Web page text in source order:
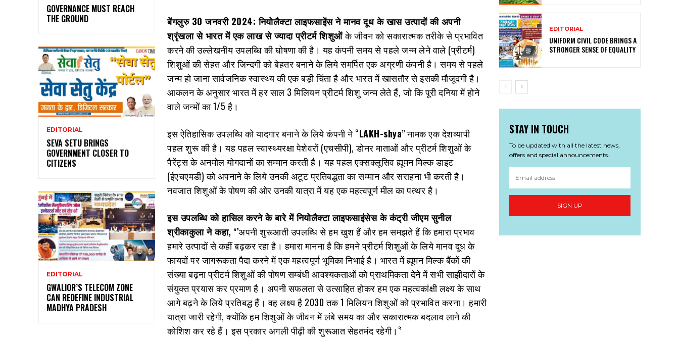
GOVERNANCE MUST REACH
THE GROUND
EDITORIAL
SEVA SETU BRINGS
GOVERNMENT CLOSER TO
CITIZENS
EDITORIAL
GWALIOR’S TELECOM ZONE
CAN REDEFINE INDUSTRIAL
MADHYA PRADESH
बेंगलुरु30 जनवरी 2024: नियोलैक्‍टा लाइफसाइेंस ने मानव दूध के खास उत्‍पादों की अपनी
श्रृंखला से भारत में एक लाख से ज्‍यादा प्रीटर्म शिशुओंके जीवन को सकारात्‍मक तरीके से प्रभावित
करने की उल्‍लेखनीय उपलब्धि की घोषणा की है। यह कंपनी समय से पहले जन्‍म लेने वाले (प्रीटर्म)
शिशुओं की सेहत और जिन्‍दगी को बेहतर बनाने के लिये समर्पित एक अग्रणी कंपनी है। समय से पहले
जन्‍म हो जाना सार्वजनिक स्‍वास्‍थ्‍य की एक बड़ी चिंता है और भारत में खासतौर से इसकी मौजूदगी है।
आकलन के अनुसार भारत में हर साल 3 मिलियन प्रीटर्म शिशु जन्‍म लेते हैं, जो कि पूरी दनिया में होने
वाले जन्‍मों का 1/5 है।
इस ऐतिहासिक उपलब्धि को यादगार बनाने के लिये कंपनी ने “LAKH-shya” नामक एक देशव्‍यापी
पहल शुरू की है। यह पहल स्‍वास्‍थ्‍यरक्षा पेशेवरों (एचसीपी), डोनर माताओं और प्रीटर्म शिशुओं के
पैरेंट्स के अनमोल योगदानों का सम्‍मा‍न करती है। यह पहल एक्‍सक्‍लूसिव ह्यूमन मिल्‍क डाइट
(ईएचएमडी) को अपनाने के लिये उनकी अटूट प्रतिबद्धता का सम्‍मान और सराहना भी करती है।
नवजात शिशुओं के पोषण की ओर उनकी यात्रा में यह एक महत्‍वपूर्ण मील का पत्‍थर है।
इस उपलब्धि को हासिल करने के बारे में नियोलैक्‍टा लाइफसाइंसेस के कंट्री जीएम सुनील
श्रीकाकुला ने कहा, ‘’अपनी शुरूआती उपलब्धि से हम खुश हैं और हम समझते हैं कि हमारा प्रभाव
हमारे उत्‍पादों से कहीं बढ़कर रहा है। हमारा मानना है कि हमने प्रीटर्म शिशुओं के लिये मानव दूध के
फायदों पर जागरूकता पैदा करने में एक महत्‍वपूर्ण भूमिका निभाई है। भारत में ह्यूमन मिल्‍क बैंकों की
संख्‍या बढ़ना प्रीटर्म शिशुओं की पोषण सम्‍बंधी आवश्‍यकताओं को प्राथमिकता देने में सभी साझीदारों के
संयुक्‍त प्रयास कर प्रमाण है। अपनी सफलता से उत्‍साहित होकर हम एक महत्‍वकांक्षी लक्ष्‍य के साथ
आगे बढ़ने के लिये प्रतिबद्ध हैं। वह लक्ष्‍य है 2030 तक 1 मिलियन शिशुओं को प्रभावित करना। हमारी
यात्रा जारी रहेगी, क्‍योंकि हम शिशुओं के जीवन में लंबे समय का और सकारात्‍मक बदलाव लाने की
कोशिश कर रहे हैं। इस प्रकार अगली पीढ़ी की शुरूआत सेहतमंद रहेगी।‘’
EDITORIAL
UNIFORM CIVIL CODE BRINGS A
STRONGER SENSE OF EQUALITY
STAY IN TOUCH
To be updated with all the latest news,
offers and special announcements.
SIGN UP